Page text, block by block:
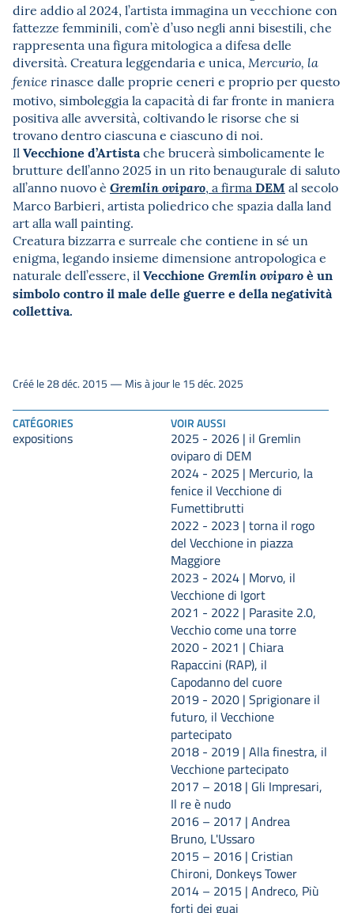
dire addio al 2024, l’artista immagina un vecchione con
fattezze femminili, com’è d’uso negli anni bisestili, che
rappresenta una figura mitologica a difesa delle
diversità. Creatura leggendaria e unica, Mercurio, la
fenice rinasce dalle proprie ceneri e proprio per questo
motivo, simboleggia la capacità di far fronte in maniera
positiva alle avversità, coltivando le risorse che si
trovano dentro ciascuna e ciascuno di noi.
Il Vecchione d’Artistache brucerà simbolicamente le
brutture dell’anno 2025 in un rito benaugurale di saluto
all’anno nuovo è Gremlin oviparo, a firma DEM al secolo
Marco Barbieri, artista poliedrico che spazia dalla land
art alla wall painting.
Creatura bizzarra e surreale che contiene in sé un
enigma, legando insieme dimensione antropologica e
naturale dell’essere, il Vecchione Gremlin oviparoè un
simbolo contro il male delle guerre e della negatività
collettiva.
CATÉGORIES
expositions
VOIR AUSSI
2025 - 2026 | il Gremlin
oviparo di DEM
2024 - 2025 | Mercurio, la
fenice il Vecchione di
Fumettibrutti
2022 - 2023 | torna il rogo
del Vecchione in piazza
Maggiore
2023 - 2024 | Morvo, il
Vecchione di Igort
2021 - 2022 | Parasite 2.0,
Vecchio come una torre
2020 - 2021 | Chiara
Rapaccini (RAP), il
Capodanno del cuore
2019 - 2020 | Sprigionare il
futuro, il Vecchione
partecipato
2018 - 2019 | Alla finestra, il
Vecchione partecipato
2017 – 2018 | Gli Impresari,
Il re è nudo
2016 – 2017 | Andrea
Bruno, L'Ussaro
2015 – 2016 | Cristian
Chironi, Donkeys Tower
2014 – 2015 | Andreco, Più
forti dei guai
Créé le 28 déc. 2015 — Mis à jour le 15 déc. 2025